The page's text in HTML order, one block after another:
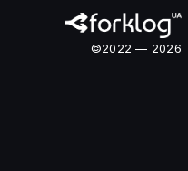
чат
©2022 — 2026